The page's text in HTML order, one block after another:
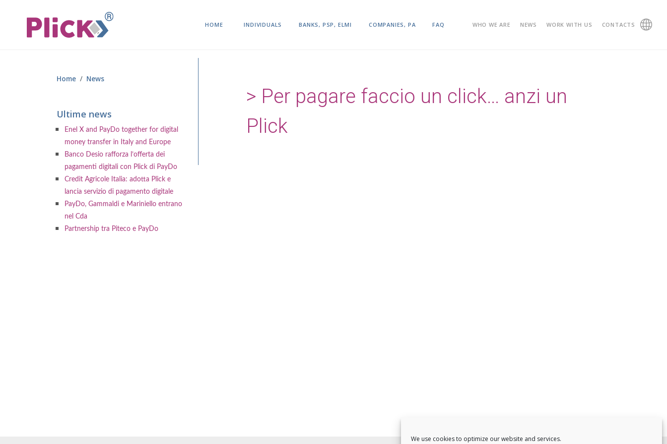
We use cookies to optimize our website and services.
HOME INDIVIDUALS BANKS, PSP, ELMI COMPANIES, PA FAQ WHO WE ARE NEWS WORK WITH US CONTACTS
Home News
Ultime news
Enel X and PayDo together for digital
money transfer in Italy and Europe
Banco Desio rafforza l’offerta dei
pagamenti digitali con Plick di PayDo
Credit Agricole Italia: adotta Plick e
lancia servizio di pagamento digitale
PayDo, Gammaldi e Mariniello entrano
nel Cda
Partnership tra Piteco e PayDo
Per pagare faccio un click… anzi un
Plick